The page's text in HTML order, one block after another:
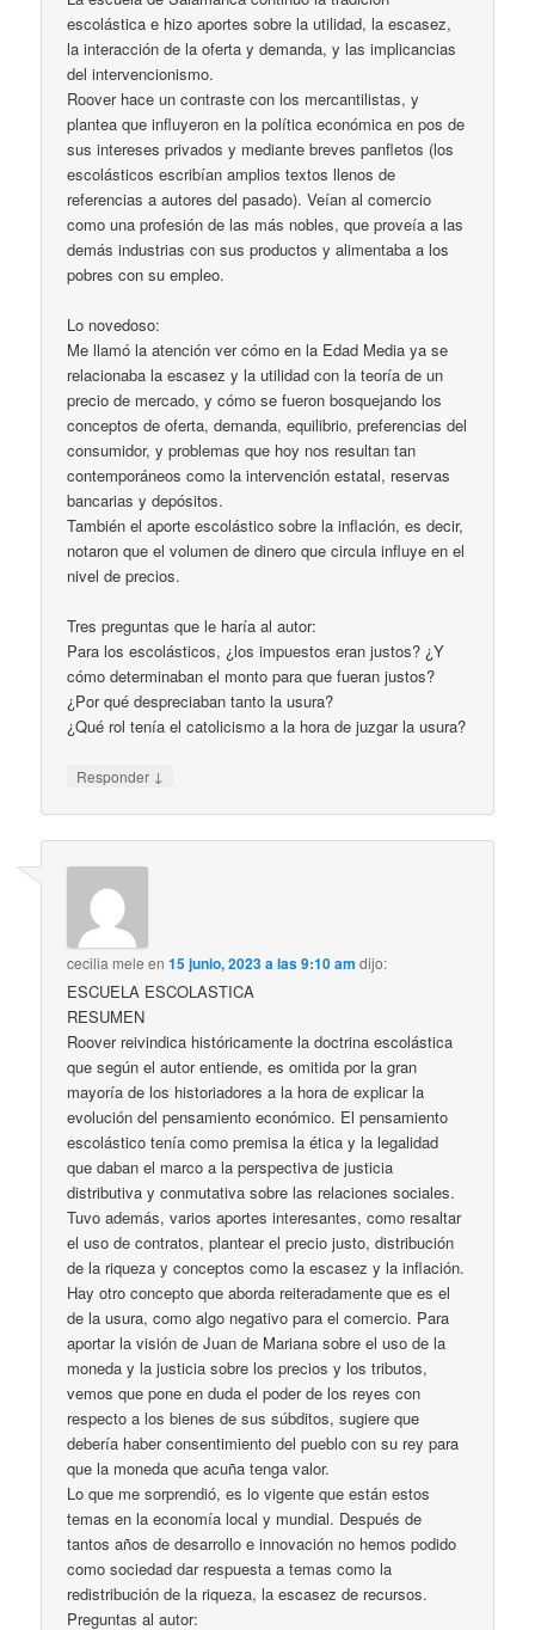
escolástica e hizo aportes sobre la utilidad, la escasez,
la interacción de la oferta y demanda, y las implicancias
del intervencionismo.
Roover hace un contraste con los mercantilistas, y
plantea que influyeron en la política económica en pos de
sus intereses privados y mediante breves panfletos (los
escolásticos escribían amplios textos llenos de
referencias a autores del pasado). Veían al comercio
como una profesión de las más nobles, que proveía a las
demás industrias con sus productos y alimentaba a los
pobres con su empleo.
Lo novedoso:
Me llamó la atención ver cómo en la Edad Media ya se
relacionaba la escasez y la utilidad con la teoría de un
precio de mercado, y cómo se fueron bosquejando los
conceptos de oferta, demanda, equilibrio, preferencias del
consumidor, y problemas que hoy nos resultan tan
contemporáneos como la intervención estatal, reservas
bancarias y depósitos.
También el aporte escolástico sobre la inflación, es decir,
notaron que el volumen de dinero que circula influye en el
nivel de precios.
Tres preguntas que le haría al autor:
Para los escolásticos, ¿los impuestos eran justos? ¿Y
cómo determinaban el monto para que fueran justos?
¿Por qué despreciaban tanto la usura?
¿Qué rol tenía el catolicismo a la hora de juzgar la usura?
Responder ↓
cecilia mele en15 junio, 2023 a las 9:10 am dijo:
ESCUELA ESCOLASTICA
RESUMEN
Roover reivindica históricamente la doctrina escolástica
que según el autor entiende, es omitida por la gran
mayoría de los historiadores a la hora de explicar la
evolución del pensamiento económico. El pensamiento
escolástico tenía como premisa la ética y la legalidad
que daban el marco a la perspectiva de justicia
distributiva y conmutativa sobre las relaciones sociales.
Tuvo además, varios aportes interesantes, como resaltar
el uso de contratos, plantear el precio justo, distribución
de la riqueza y conceptos como la escasez y la inflación.
Hay otro concepto que aborda reiteradamente que es el
de la usura, como algo negativo para el comercio. Para
aportar la visión de Juan de Mariana sobre el uso de la
moneda y la justicia sobre los precios y los tributos,
vemos que pone en duda el poder de los reyes con
respecto a los bienes de sus súbditos, sugiere que
debería haber consentimiento del pueblo con su rey para
que la moneda que acuña tenga valor.
Lo que me sorprendió, es lo vigente que están estos
temas en la economía local y mundial. Después de
tantos años de desarrollo e innovación no hemos podido
como sociedad dar respuesta a temas como la
redistribución de la riqueza, la escasez de recursos.
Preguntas al autor: